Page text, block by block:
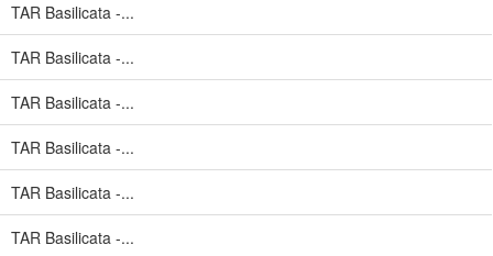
TAR Basilicata -...
TAR Basilicata -...
TAR Basilicata -...
TAR Basilicata -...
TAR Basilicata -...
TAR Basilicata -...